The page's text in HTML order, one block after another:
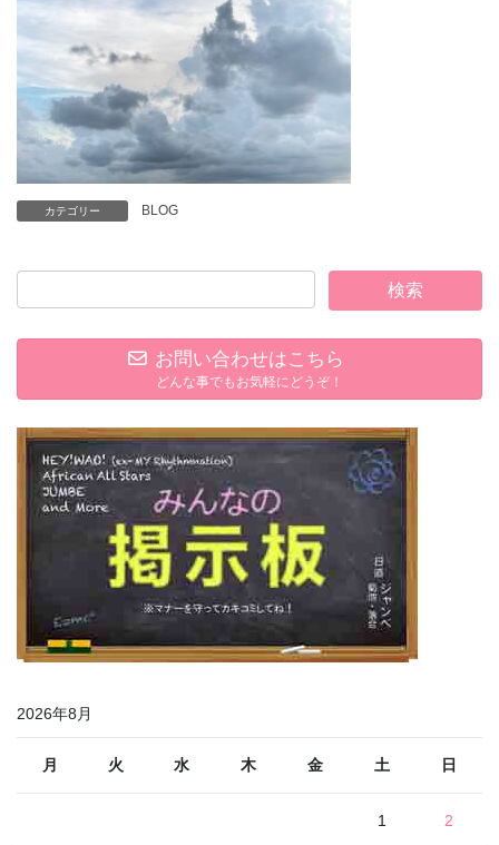
カテゴリー BLOG
お問い合わせはこちら
どんな事でもお気軽にどうぞ！
2026年8月
月 火 水 木 金 土 日
1 2